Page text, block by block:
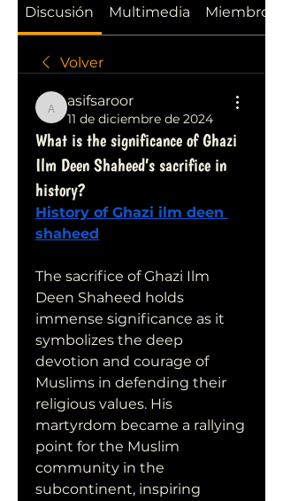
Discusión Multimedia Miembros
Volver
asifsaroor
asifsaroor
11 de diciembre de 2024
What is the significance of Ghazi
Ilm Deen Shaheed’s sacrifice in
history?
History of Ghazi ilm deen
shaheed
The sacrifice of Ghazi Ilm
Deen Shaheed holds
immense significance as it
symbolizes the deep
devotion and courage of
Muslims in defending their
religious values. His
martyrdom became a rallying
point for the Muslim
community in the
subcontinent, inspiring